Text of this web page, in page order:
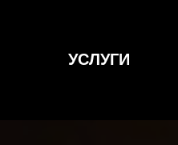
УСЛУГИ